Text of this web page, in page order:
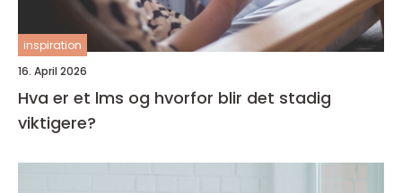
inspiration
16. April 2026
Hva er et lms og hvorfor blir det stadig
viktigere?